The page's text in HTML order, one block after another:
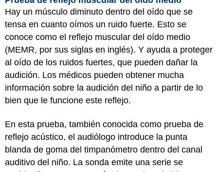
Hay un músculo diminuto dentro del oído que se
tensa en cuanto oímos un ruido fuerte. Esto se
conoce como el reflejo muscular del oído medio
(MEMR, por sus siglas en inglés). Y ayuda a proteger
al oído de los ruidos fuertes, que pueden dañar la
audición. Los médicos pueden obtener mucha
información sobre la audición del niño a partir de lo
bien que le funcione este reflejo.
En esta prueba, también conocida como prueba de
reflejo acústico, el audiólogo introduce la punta
blanda de goma del timpanómetro dentro del canal
auditivo del niño. La sonda emite una serie se